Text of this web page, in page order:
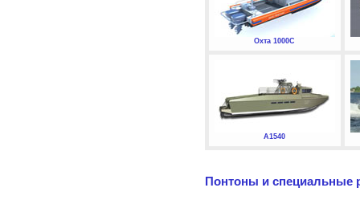
Охта 1000С
А1540
Понтоны и специальные